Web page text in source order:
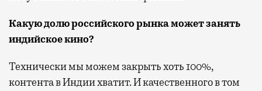
Какую долю российского рынка может занять
индийское кино?
Технически мы можем закрыть хоть 100%,
контента в Индии хватит. И качественного в том